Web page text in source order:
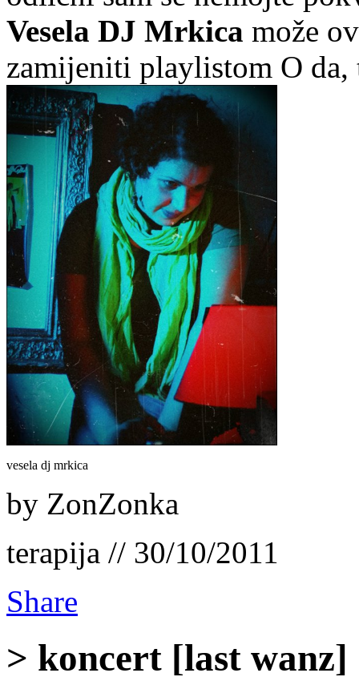
Vesela DJ Mrkica može
zamijeniti playlistom O
vesela dj mrkica
by ZonZonka
terapija // 30/10/2011
Share
> koncert [last wanz]